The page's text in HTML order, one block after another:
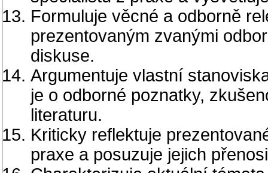
Formuluje věcné a odborně
prezentovaným zvanými
diskuse.
Argumentuje vlastní
je o odborné poznatky,
literaturu.
Kriticky reflektuje
praxe a posuzuje jejich